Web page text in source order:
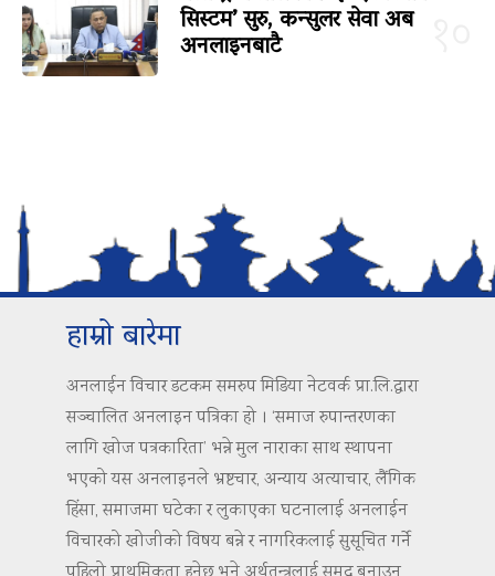
सिस्टम’ सुरु, कन्सुलर सेवा अब
अनलाइनबाटै
हाम्रो बारेमा
अनलाईन विचार डटकम समरुप मिडिया नेटवर्क प्रा.लि.द्वारा
सञ्चालित अनलाइन पत्रिका हो । ‘समाज रुपान्तरणका
लागि खोज पत्रकारिता’ भन्ने मुल नाराका साथ स्थापना
भएको यस अनलाइनले भ्रष्टचार, अन्याय अत्याचार, लैंगिक
हिंसा, समाजमा घटेका र लुकाएका घटनालाई अनलाईन
विचारको खोजीको विषय बन्ने र नागरिकलाई सुसूचित गर्ने